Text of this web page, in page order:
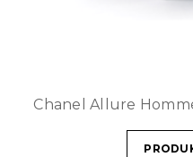
Chanel Allure